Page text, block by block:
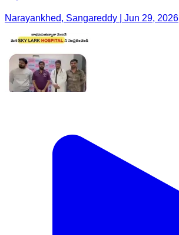
Narayankhed, Sangareddy | Jun 29, 2026